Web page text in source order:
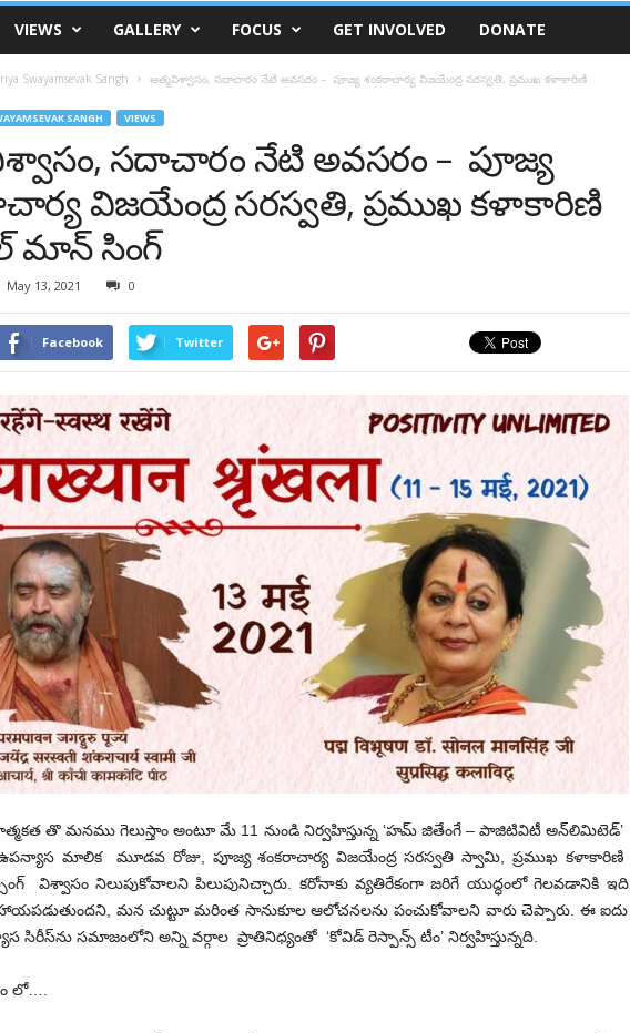
VIEWS GALLERY FOCUS GET INVOLVED DONATE
Swayamsevak Sangh
ఆత్మవిశ్వాసం, సదాచారం నేటి అవసరం – పూజ్య శంకరాచార్య విజయేంద్ర సరస్వతి, ప్రముఖ కళాకారిణి
SANGH VIEWS
సదాచారం నేటి అవసరం – పూజ్య
విజయేంద్ర సరస్వతి, ప్రముఖ కళాకారిణి
మాన్ సింగ్
May 13, 2021 0
Facebook Twitter
తొ మనము గెలుస్తాం అంటూ మే 11 నుండి నిర్వహిస్తున్న ‘హమ్ జితేంగే – పాజిటివిటీ అన్‌లిమిటెడ్’
మాలిక మూడవ రోజు, పూజ్య శంకరాచార్య విజయేంద్ర సరస్వతి స్వామి, ప్రముఖ కళాకారిణి
విశ్వాసం నిలుపుకోవాలని పిలుపునిచ్చారు. కరోనాకు వ్యతిరేకంగా జరిగే యుద్ధంలో గెలవడానికి ఇది
మన చుట్టూ మరింత సానుకూల ఆలోచనలను పంచుకోవాలని వారు చెప్పారు. ఈ ఐదు
సిరీస్‌ను సమాజంలోని అన్ని వర్గాల ప్రాతినిధ్యంతో ‘కోవిడ్ రెస్పాన్స్ టీం’ నిర్వహిస్తున్నది.
లో….